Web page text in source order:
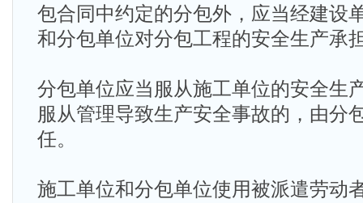
包合同中约定的分包外，应当经建设
和分包单位对分包工程的安全生产承
分包单位应当服从施工单位的安全生
服从管理导致生产安全事故的，由分
任。
施工单位和分包单位使用被派遣劳动